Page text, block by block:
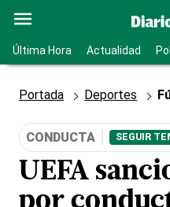
Última Hora Actualidad
Portada Deportes
CONDUCTA SEGUIR
UEFA